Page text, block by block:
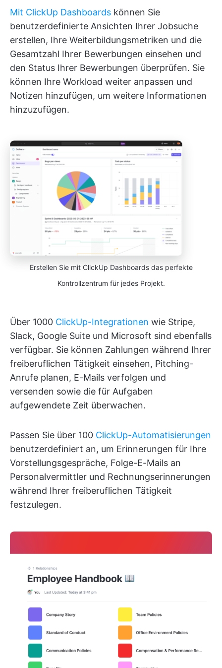
Mit ClickUp Dashboards können Sie
benutzerdefinierte Ansichten Ihrer Jobsuche
erstellen, Ihre Weiterbildungsmetriken und die
Gesamtzahl Ihrer Bewerbungen einsehen und
den Status Ihrer Bewerbungen überprüfen. Sie
können Ihre Workload weiter anpassen und
Notizen hinzufügen, um weitere Informationen
hinzuzufügen.
Erstellen Sie mit ClickUp Dashboards das perfekte
Kontrollzentrum für jedes Projekt.
Über 1000 ClickUp-Integrationen wie Stripe,
Slack, Google Suite und Microsoft sind ebenfalls
verfügbar. Sie können Zahlungen während Ihrer
freiberuflichen Tätigkeit einsehen, Pitching-
Anrufe planen, E-Mails verfolgen und
versenden sowie die für Aufgaben
aufgewendete Zeit überwachen.
Passen Sie über 100 ClickUp-Automatisierungen
benutzerdefiniert an, um Erinnerungen für Ihre
Vorstellungsgespräche, Folge-E-Mails an
Personalvermittler und Rechnungserinnerungen
während Ihrer freiberuflichen Tätigkeit
festzulegen.